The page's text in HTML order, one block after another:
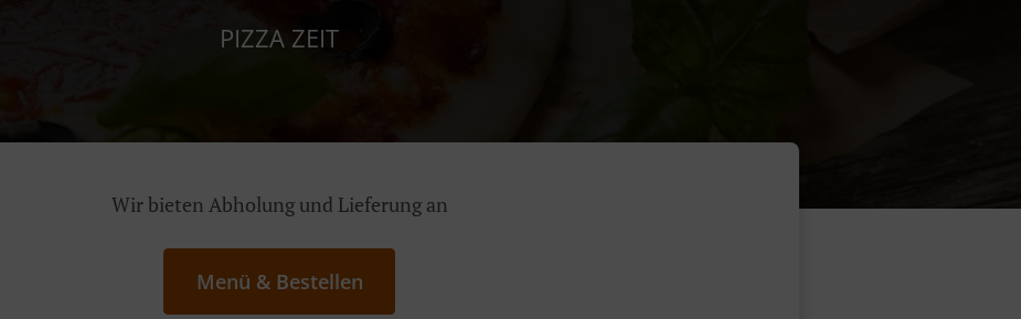
PIZZA ZEIT
Wir bieten Abholung und Lieferung an
Menü & Bestellen